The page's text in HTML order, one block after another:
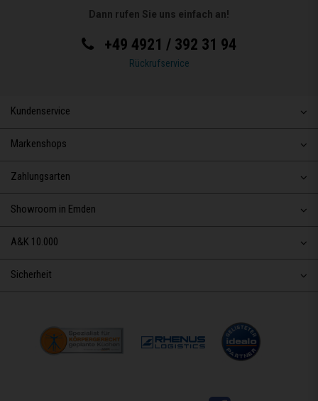
Dann rufen Sie uns einfach an!
+49 4921 / 392 31 94
Rückrufservice
Kundenservice
Markenshops
Zahlungsarten
Showroom in Emden
A&K 10.000
Sicherheit